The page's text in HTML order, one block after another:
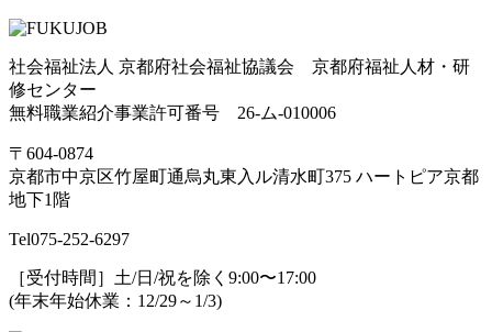
社会福祉法人 京都府社会福祉協議会 京都府福祉人材・研
修センター
無料職業紹介事業許可番号 26-ム-010006
〒604-0874
京都市中京区竹屋町通烏丸東入ル清水町375 ハートピア京都
地下1階
Tel075-252-6297
［受付時間］土/日/祝を除く9:00〜17:00
(年末年始休業：12/29～1/3)